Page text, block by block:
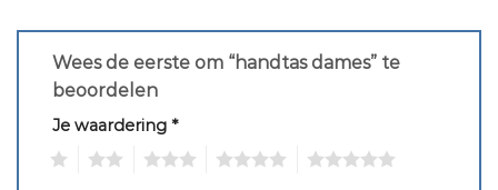
Wees de eerste om “handtas dames” te
beoordelen
Je waardering *